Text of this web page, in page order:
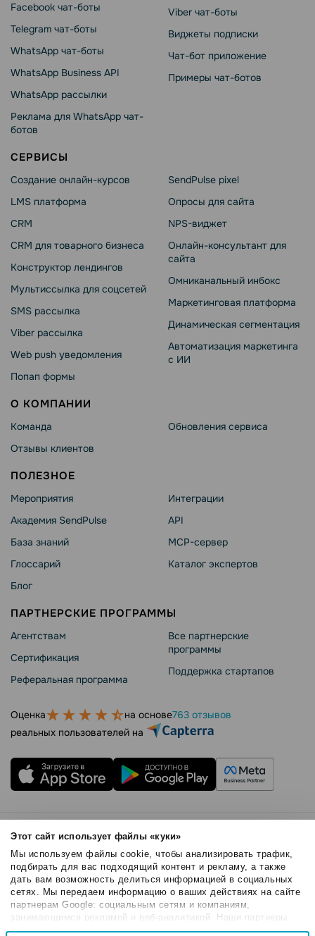
Этот сайт использует файлы «куки»
Мы используем файлы cookie, чтобы анализировать трафик,
подбирать для вас подходящий контент и рекламу, а также
дать вам возможность делиться информацией в социальных
сетях. Мы передаем информацию о ваших действиях на сайте
партнерам Google: социальным сетям и компаниям,
занимающимся рекламой и веб-аналитикой. Наши партнеры
могут комбинировать эти сведения с предоставленной вами
Выбор
Facebook чат-боты
Telegram чат-боты
WhatsApp чат-боты
WhatsApp Business API
WhatsApp рассылки
Реклама для WhatsApp чат-
ботов
Viber чат-боты
Виджеты подписки
Чат-бот приложение
Примеры чат-ботов
СЕРВИСЫ
Создание онлайн-курсов
LMS платформа
CRM
CRM для товарного бизнеса
Конструктор лендингов
Мультиссылка для соцсетей
SMS рассылка
Viber рассылка
Web push уведомления
Попап формы
SendPulse pixel
Опросы для сайта
NPS-виджет
Онлайн-консультант для
сайта
Омниканальный инбокс
Маркетинговая платформа
Динамическая сегментация
Автоматизация маркетинга
с ИИ
О КОМПАНИИ
Команда
Отзывы клиентов
Обновления сервиса
ПОЛЕЗНОЕ
Мероприятия
Академия SendPulse
База знаний
Глоссарий
Блог
Интеграции
API
MCP-сервер
Каталог экспертов
ПАРТНЕРСКИЕ ПРОГРАММЫ
Агентствам
Сертификация
Реферальная программа
Все партнерские
программы
Поддержка стартапов
Оценка на основе763 отзывов
реальных пользователей на
Правила использования
Безопасность SendPulse
Политика конфиденциальности
Политика Cookies
© 2015 - 2026. SendPulse Inc. Все права защищены